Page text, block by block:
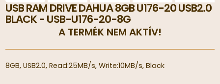
USB RAM DRIVE DAHUA 8GB U176-20 USB2.0
BLACK - USB-U176-20-8G
A TERMÉK NEM AKTÍV!
8GB, USB2.0, Read:25MB/s, Write:10MB/s, Black